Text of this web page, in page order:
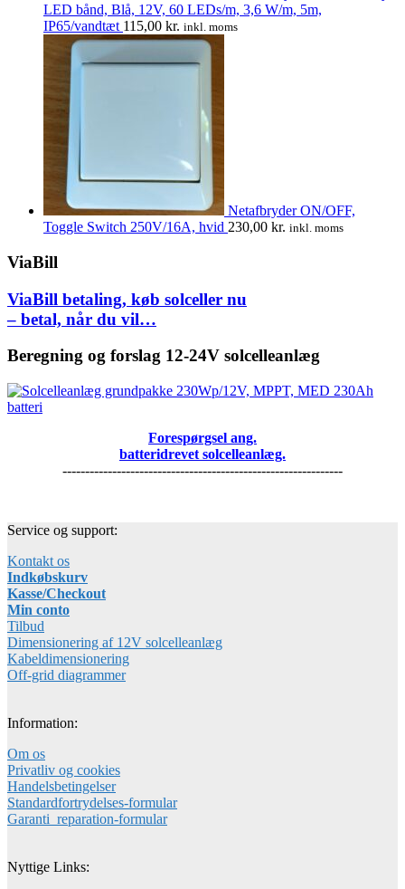
LED bånd, Blå, 12V, 60 LEDs/m, 3,6 W/m, 5m,
IP65/vandtæt 115,00 kr. inkl. moms
Netafbryder ON/OFF,
Toggle Switch 250V/16A, hvid 230,00 kr. inkl. moms
ViaBill
ViaBill betaling, køb solceller nu
– betal, når du vil…
Beregning og forslag 12-24V solcelleanlæg
Forespørgsel ang.
batteridrevet solcelleanlæg.
--------------------------------------------------------------
Service og support:
Kontakt os
Indkøbskurv
Kasse/Checkout
Min conto
Tilbud
Dimensionering af 12V solcelleanlæg
Kabeldimensionering
Off-grid diagrammer
Information:
Om os
Privatliv og cookies
Handelsbetingelser
Standardfortrydelses-formular
Garanti_reparation-formular
Nyttige Links: